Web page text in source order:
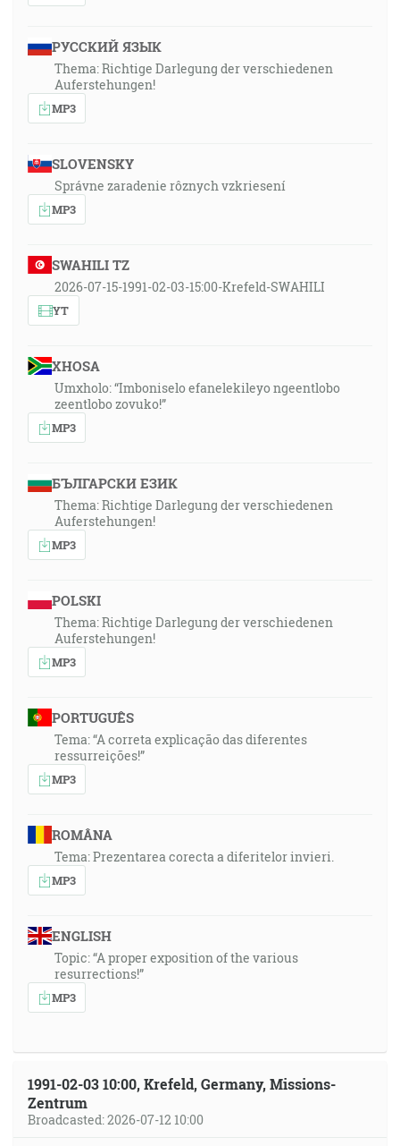
РУССКИЙ ЯЗЫК
Thema: Richtige Darlegung der verschiedenen
Auferstehungen!
MP3
SLOVENSKY
Správne zaradenie rôznych vzkriesení
MP3
SWAHILI TZ
2026-07-15-1991-02-03-15:00-Krefeld-SWAHILI
YT
XHOSA
Umxholo: “Imboniselo efanelekileyo ngeentlobo
zeentlobo zovuko!”
MP3
БЪЛГАРСКИ ЕЗИК
Thema: Richtige Darlegung der verschiedenen
Auferstehungen!
MP3
POLSKI
Thema: Richtige Darlegung der verschiedenen
Auferstehungen!
MP3
PORTUGUÊS
Tema: “A correta explicação das diferentes
ressurreições!”
MP3
ROMÂNA
Tema: Prezentarea corecta a diferitelor invieri.
MP3
ENGLISH
Topic: “A proper exposition of the various
resurrections!”
MP3
1991-02-03 10:00, Krefeld, Germany, Missions-
Zentrum
Broadcasted: 2026-07-12 10:00